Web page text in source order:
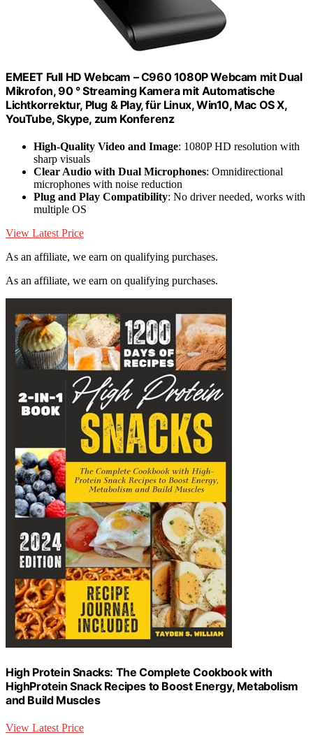
EMEET Full HD Webcam – C960 1080P Webcam mit Dual
Mikrofon, 90 ° Streaming Kamera mit Automatische
Lichtkorrektur, Plug & Play, für Linux, Win10, Mac OS X,
YouTube, Skype, zum Konferenz
High-Quality Video and Image: 1080P HD resolution with
sharp visuals
Clear Audio with Dual Microphones: Omnidirectional
microphones with noise reduction
Plug and Play Compatibility: No driver needed, works with
multiple OS
View Latest Price
As an affiliate, we earn on qualifying purchases.
As an affiliate, we earn on qualifying purchases.
High Protein Snacks: The Complete Cookbook with
HighProtein Snack Recipes to Boost Energy, Metabolism
and Build Muscles
View Latest Price